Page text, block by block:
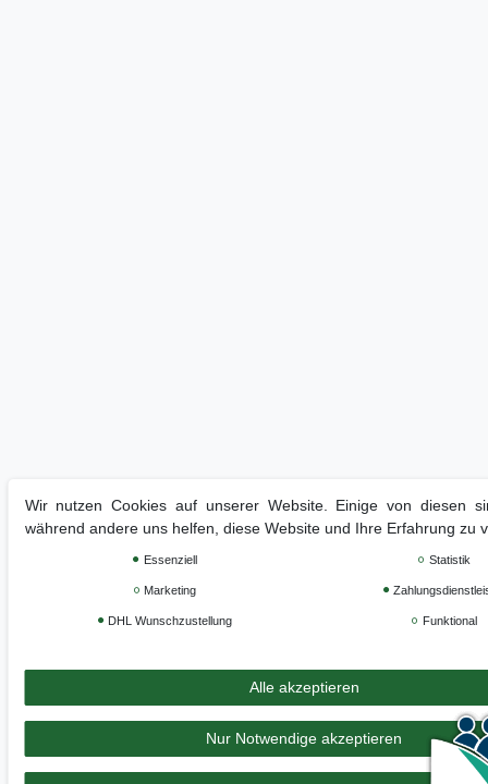
Wir nutzen Cookies auf unserer Website. Einige von diesen
während andere uns helfen, diese Website und Ihre Erfahrung zu
Essenziell Statistik
Marketing
DHL Wunschzustellung Funktional
Alle akzeptieren
Nur Notwendige akzeptieren